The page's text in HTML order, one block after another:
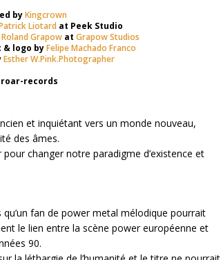
byKingcrown
Liotard at Peek Studio
Roland Grapowat Grapow Studios
& logo byFelipe Machado Franco
Esther W.Pink.Photographer
roar-records
et inquiétant vers un monde nouveau,
des âmes.
changer notre paradigme d’existence et
qu’un fan de power metal mélodique pourrait
le lien entre la scène power européenne et
90.